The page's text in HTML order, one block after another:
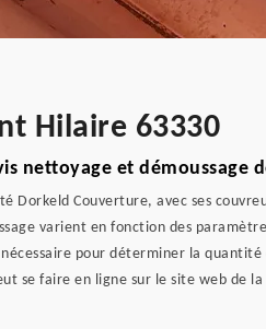
Hilaire 63330
nettoyage et démoussage
Dorkeld Couverture, avec ses
varient en fonction des
pour déterminer la
se faire en ligne sur le site web de la